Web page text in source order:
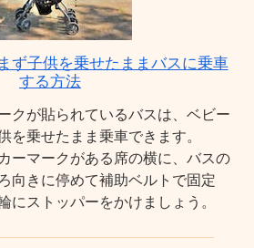
ず子供を乗せたままバスに乗車
する方法
クが貼られているバスは、ベビー
を乗せたまま乗車できます。
ーマークがある席の横に、バスの
向きに停めて補助ベルトで固定
にストッパーをかけましょう。